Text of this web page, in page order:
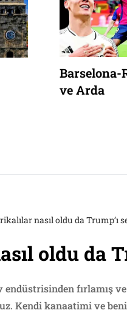
Barselona-
ve Arda
nasıl oldu da Trump’ı
oldu da
endüstrisinden fırlamış
Kendi kanaatimi ve